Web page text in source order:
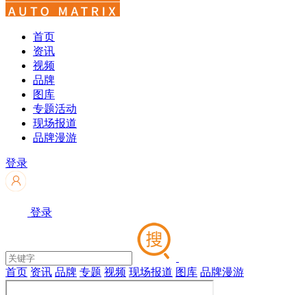
首页
资讯
视频
品牌
图库
专题活动
现场报道
品牌漫游
登录
登录
首页 资讯 品牌 专题 视频 现场报道 图库 品牌漫游